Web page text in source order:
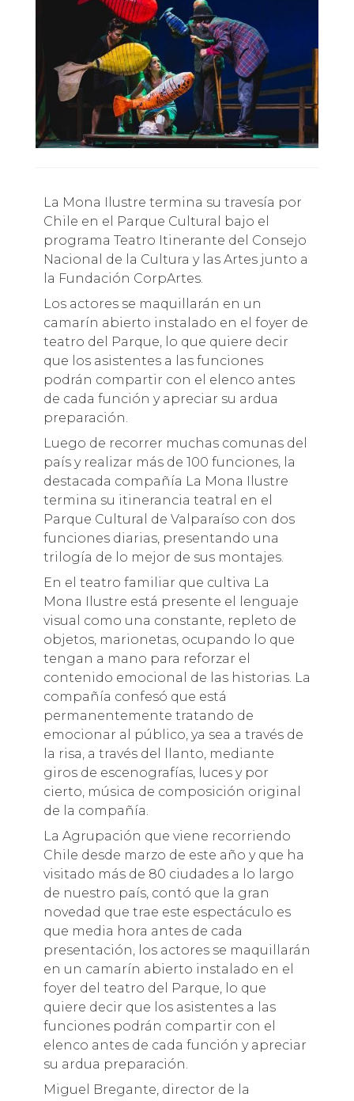
La Mona Ilustre termina su travesía por
Chile en el Parque Cultural bajo el
programa Teatro Itinerante del Consejo
Nacional de la Cultura y las Artes junto a
la Fundación CorpArtes.
Los actores se maquillarán en un
camarín abierto instalado en el foyer de
teatro del Parque, lo que quiere decir
que los asistentes a las funciones
podrán compartir con el elenco antes
de cada función y apreciar su ardua
preparación.
Luego de recorrer muchas comunas del
país y realizar más de 100 funciones, la
destacada compañía La Mona Ilustre
termina su itinerancia teatral en el
Parque Cultural de Valparaíso con dos
funciones diarias, presentando una
trilogía de lo mejor de sus montajes.
En el teatro familiar que cultiva La
Mona Ilustre está presente el lenguaje
visual como una constante, repleto de
objetos, marionetas, ocupando lo que
tengan a mano para reforzar el
contenido emocional de las historias. La
compañía confesó que está
permanentemente tratando de
emocionar al público, ya sea a través de
la risa, a través del llanto, mediante
giros de escenografías, luces y por
cierto, música de composición original
de la compañía.
La Agrupación que viene recorriendo
Chile desde marzo de este año y que ha
visitado más de 80 ciudades a lo largo
de nuestro país, contó que la gran
novedad que trae este espectáculo es
que media hora antes de cada
presentación, los actores se maquillarán
en un camarín abierto instalado en el
foyer del teatro del Parque, lo que
quiere decir que los asistentes a las
funciones podrán compartir con el
elenco antes de cada función y apreciar
su ardua preparación.
Miguel Bregante, director de la